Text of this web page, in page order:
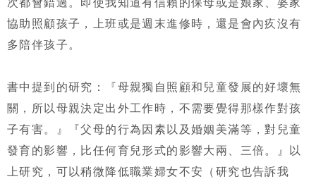
次都會錯過。即使我知道有信賴的保母或是娘家、婆家
協助照顧孩子，上班或是週末進修時，還是會內疚沒有
多陪伴孩子。
書中提到的研究：『母親獨自照顧和兒童發展的好壞無
關，所以母親決定出外工作時，不需要覺得那樣作對孩
子有害。』『父母的行為因素以及婚姻美滿等，對兒童
發育的影響，比任何育兒形式的影響大兩、三倍。』以
上研究，可以稍微降低職業婦女不安（研究也告訴我